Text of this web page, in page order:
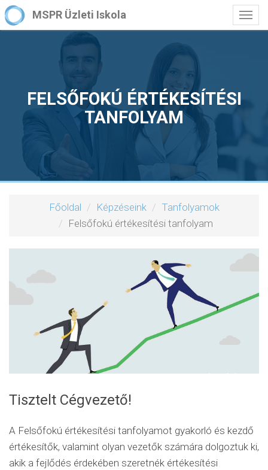
MSPR Üzleti Iskola
FELSŐFOKÚ ÉRTÉKESÍTÉSI
TANFOLYAM
Főoldal Képzéseink
Tanfolyamok
Felsőfokú értékesítési tanfolyam
Tisztelt Cégvezető!
A Felsőfokú értékesítési tanfolyamot gyakorló és kezdő
értékesítők, valamint olyan vezetők számára dolgoztuk ki,
akik a fejlődés érdekében szeretnék értékesítési